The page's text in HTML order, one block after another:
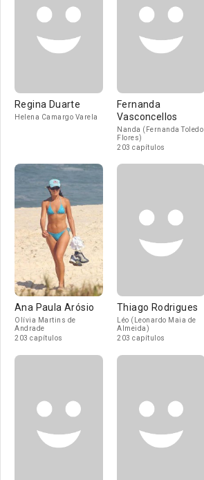
Regina Duarte
Helena Camargo Varela
Fernanda
Vasconcellos
Nanda (Fernanda Toledo
Flores)
203 capítulos
Ana Paula Arósio
Olívia Martins de
Andrade
203 capítulos
Thiago Rodrigues
Léo (Leonardo Maia de
Almeida)
203 capítulos